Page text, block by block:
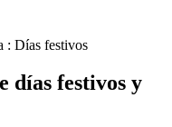
: Días festivos
días festivos y